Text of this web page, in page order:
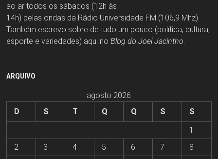
ao ar todos os sábados (12h às
14h) pelas ondas da Rádio Universidade FM (106,9 Mhz).
Também escrevo sobre de tudo um pouco (política, cultura,
esporte e variedades) aqui no Blog do Joel Jacintho.
ARQUIVO
agosto 2026
D
S T Q Q S
S
1
2
3 4 5 6 7
8